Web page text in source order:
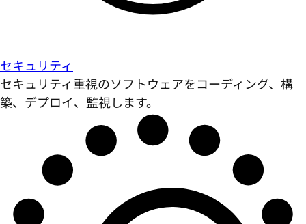
セキュリティ
セキュリティ重視のソフトウェアをコーディング、構
築、デプロイ、監視します。